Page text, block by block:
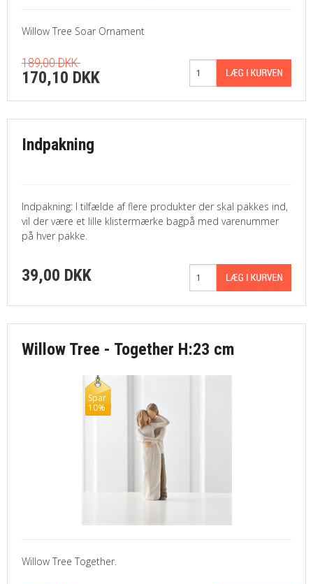
Willow Tree Soar Ornament
189,00 DKK
170,10 DKK
Indpakning
Indpakning: I tilfælde af flere produkter der skal pakkes ind,
vil der være et lille klistermærke bagpå med varenummer
på hver pakke.
39,00 DKK
Willow Tree - Together H:23 cm
Spar
10%
Willow Tree Together.